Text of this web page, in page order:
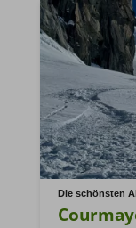
2302.de
Die schönsten